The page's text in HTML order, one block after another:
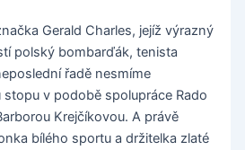
Gerald Charles, jejíž výrazný
polský bombarďák, tenista
řadě nesmíme
v podobě spolupráce Rado
Krejčíkovou. A právě
bílého sportu a držitelka zlaté